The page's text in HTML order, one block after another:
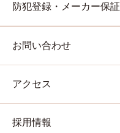
防犯登録・メーカー保証
お問い合わせ
アクセス
採用情報